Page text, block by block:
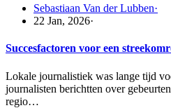
Sebastiaan Van der Lubben·
22 Jan, 2026·
Succesfactoren voor een
Lokale journalistiek was lange tijd
journalisten berichtten over
regio…